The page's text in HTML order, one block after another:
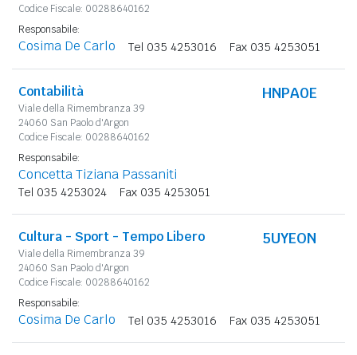
Codice Fiscale: 00288640162
Responsabile:
Cosima De Carlo Tel 035 4253016 Fax 035 4253051
Contabilità
Viale della Rimembranza 39
24060 San Paolo d'Argon
Codice Fiscale: 00288640162
HNPA0E
Responsabile:
Concetta Tiziana Passaniti
Tel 035 4253024 Fax 035 4253051
Cultura - Sport - Tempo Libero
Viale della Rimembranza 39
24060 San Paolo d'Argon
Codice Fiscale: 00288640162
5UYEON
Responsabile:
Cosima De Carlo Tel 035 4253016 Fax 035 4253051